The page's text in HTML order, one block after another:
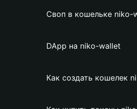
Своп в кошельке niko-
DApp на niko-wallet
Как создать кошелек